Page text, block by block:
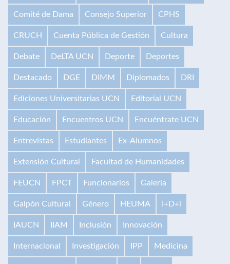
Comité de Dama Consejo Superior CPHS
CRUCH Cuenta Pública de Gestión Cultura
Debate DeLTA UCN Deporte Deportes
Destacado DGE DIMM Diplomados DRI
Ediciones Universitarias UCN Editorial UCN
Educación Encuentros UCN Encuéntrate UCN
Entrevistas Estudiantes Ex-Alumnos
Extensión Cultural Facultad de Humanidades
FEUCN FPCT Funcionarios Galería
Galpón Cultural Género HEUMA I+D+i
IAUCN IIAM Inclusión Innovación
Internacional Investigación IPP Medicina